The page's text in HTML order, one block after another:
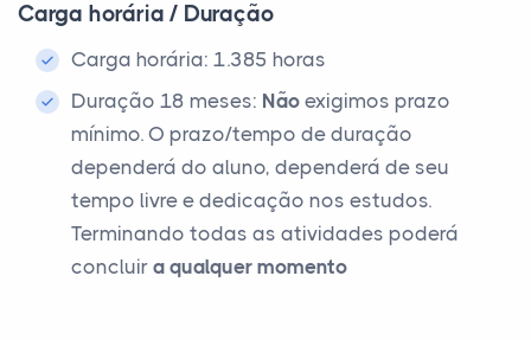
Carga horária / Duração
Carga horária: 1.385 horas
Duração 18 meses: Não exigimos prazo
mínimo. O prazo/tempo de duração
dependerá do aluno, dependerá de seu
tempo livre e dedicação nos estudos.
Terminando todas as atividades poderá
concluir a qualquer momento